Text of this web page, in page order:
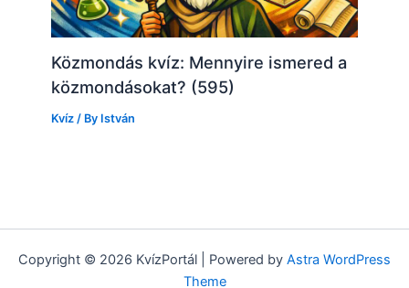
Közmondás kvíz: Mennyire ismered a
közmondásokat? (595)
Kvíz / By István
Copyright © 2026 KvízPortál | Powered by Astra WordPress
Theme